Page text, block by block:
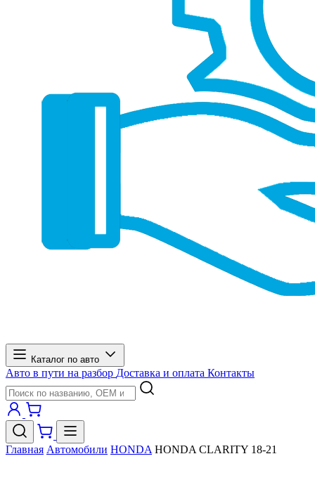
Каталог по авто
Авто в пути на разбор Доставка и оплата Контакты
Главная Автомобили HONDA HONDA CLARITY 18-21